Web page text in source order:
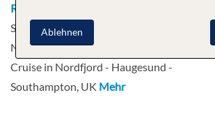
Route
Skjolden - Kreuzfahrt im Sognefjord - Olden,
Norwegen - Kreuzfahrt in Innvikfjorden -
Cruise in Nordfjord - Haugesund -
Southampton, UK Mehr
Ablehnen